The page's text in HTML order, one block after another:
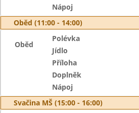
Nápoj
Oběd (11:00 - 14:00)
Oběd
Polévka
Jídlo
Příloha
Doplněk
Nápoj
Svačina MŠ (15:00 - 16:00)